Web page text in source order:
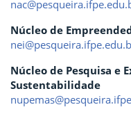
Núcleo de
Núcleo de Pesquisa e
Sustentabilidade